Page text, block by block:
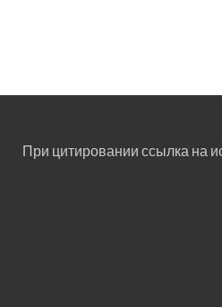
При цитировании ссылка на